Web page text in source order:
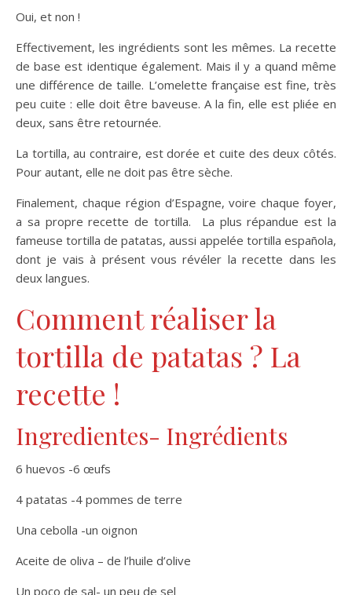
Oui, et non !
Effectivement, les ingrédients sont les mêmes. La recette
de base est identique également. Mais il y a quand même
une différence de taille. L’omelette française est fine, très
peu cuite : elle doit être baveuse. A la fin, elle est pliée en
deux, sans être retournée.
La tortilla, au contraire, est dorée et cuite des deux côtés.
Pour autant, elle ne doit pas être sèche.
Finalement, chaque région d’Espagne, voire chaque foyer,
a sa propre recette de tortilla. La plus répandue est la
fameuse tortilla de patatas, aussi appelée tortilla española,
dont je vais à présent vous révéler la recette dans les
deux langues.
Comment réaliser la
tortilla de patatas ? La
recette !
Ingredientes- Ingrédients
6 huevos -6 œufs
4 patatas -4 pommes de terre
Una cebolla -un oignon
Aceite de oliva – de l’huile d’olive
Un poco de sal- un peu de sel